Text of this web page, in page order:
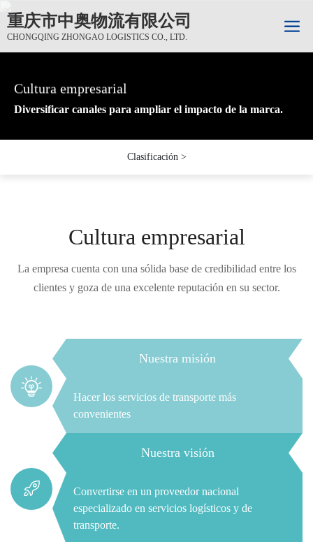
重庆市中奥物流有限公司
CHONGQING ZHONGAO LOGISTICS CO., LTD.
Cultura empresarial
Diversificar canales para ampliar el impacto de la marca.
Cultura empresarial
Diversificar canales para ampliar el impacto de la marca.
Cultura empresarial
Diversificar canales para ampliar el impacto de la marca.
Cultura empresarial
La empresa cuenta con una sólida base de credibilidad entre los
clientes y goza de una excelente reputación en su sector.
Nuestra misión
Hacer los servicios de transporte más
convenientes
Nuestra visión
Convertirse en un proveedor nacional
especializado en servicios logísticos y de
transporte.